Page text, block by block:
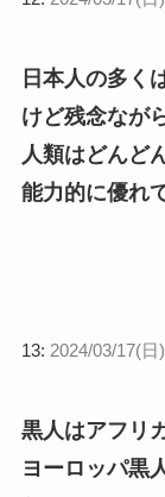
日本人の多く
けど残念なが
人類はどんど
能力的に優れ
13: 2024/03/17(日
黒人はアフリ
ヨーロッパ黒